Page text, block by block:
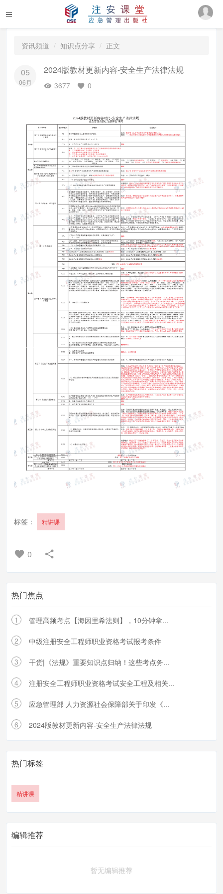
资讯频道 知识点分享 正文
05
06月
2024版教材更新内容-安全生产法律法规
3677 0
标签： 精讲课
0
热门焦点
1 管理高频考点【海因里希法则】，10分钟拿...
2 中级注册安全工程师职业资格考试报考条件
3 干货|《法规》重要知识点归纳！这些考点务...
4 注册安全工程师职业资格考试安全工程及相关...
5 应急管理部 人力资源社会保障部关于印发《...
6 2024版教材更新内容-安全生产法律法规
热门标签
精讲课
编辑推荐
暂无编辑推荐